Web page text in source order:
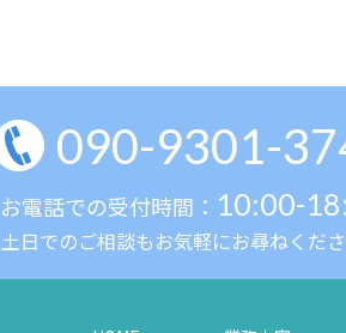
090-9301-
お電話での受付時間： 10:00-
土日でのご相談もお気軽にお尋ねくださ